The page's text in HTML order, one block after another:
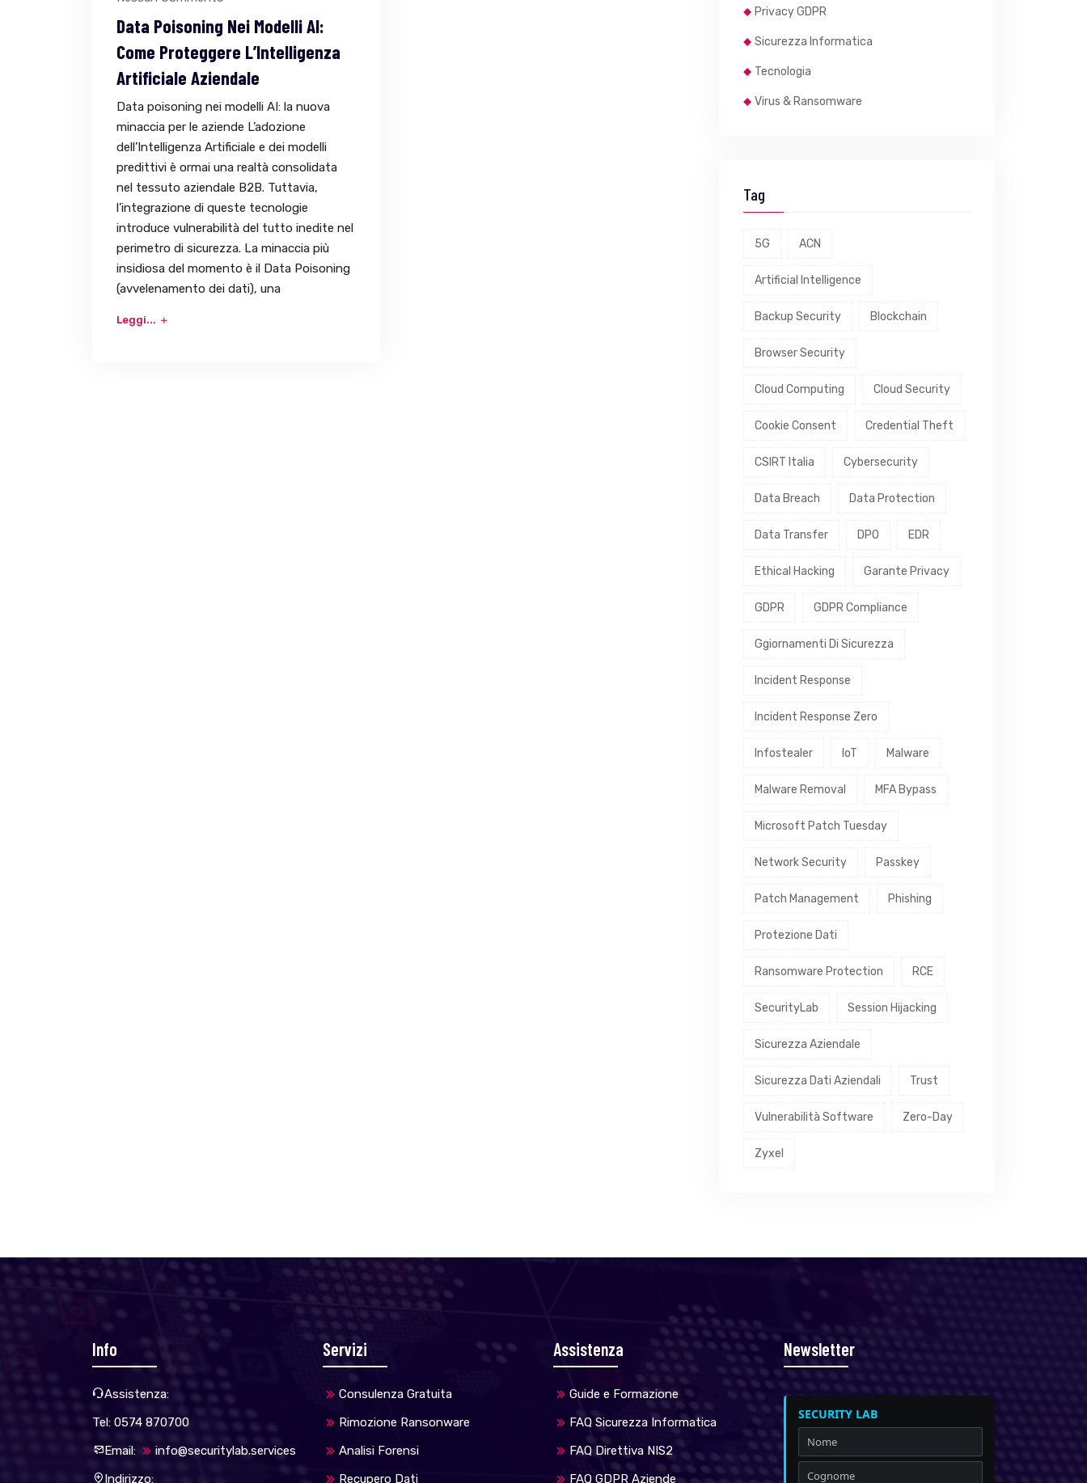
Data Poisoning Nei Modelli AI:
Come Proteggere L’Intelligenza
Artificiale Aziendale
Data poisoning nei modelli AI: la nuova
minaccia per le aziende L’adozione
dell’Intelligenza Artificiale e dei modelli
predittivi è ormai una realtà consolidata
nel tessuto aziendale B2B. Tuttavia,
l’integrazione di queste tecnologie
introduce vulnerabilità del tutto inedite nel
perimetro di sicurezza. La minaccia più
insidiosa del momento è il Data Poisoning
(avvelenamento dei dati), una
Leggi...
Privacy GDPR
Sicurezza Informatica
Tecnologia
Virus & Ransomware
Tag
5G ACN
Artificial Intelligence
Backup Security Blockchain
Browser Security
Cloud Computing Cloud Security
Cookie Consent Credential Theft
CSIRT Italia Cybersecurity
Data Breach Data Protection
Data Transfer DPO EDR
Ethical Hacking Garante Privacy
GDPR GDPR Compliance
Ggiornamenti Di Sicurezza
Incident Response
Incident Response Zero
Infostealer IoT Malware
Malware Removal MFA Bypass
Microsoft Patch Tuesday
Network Security Passkey
Patch Management Phishing
Protezione Dati
Ransomware Protection RCE
SecurityLab Session Hijacking
Sicurezza Aziendale
Sicurezza Dati Aziendali Trust
Vulnerabilità Software Zero-Day
Zyxel
Info
Assistenza:
Tel: 0574 870700
Email:
info@securitylab.services
Indirizzo:
Servizi
Consulenza Gratuita
Rimozione Ransonware
Analisi Forensi
Recupero Dati
Assistenza
Guide e Formazione
FAQ Sicurezza Informatica
FAQ Direttiva NIS2
FAQ GDPR Aziende
Newsletter
SECURITY LAB